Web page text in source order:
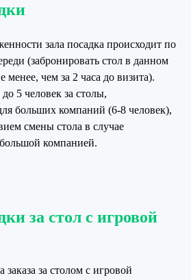
зала посадка происходит по
(забронировать стол в данном
менее, чем за 2 часа до визита).
5 человек за столы,
больших компаний (6-8 человек),
смены стола в случае
компанией.
за стол с игровой
за столом с игровой